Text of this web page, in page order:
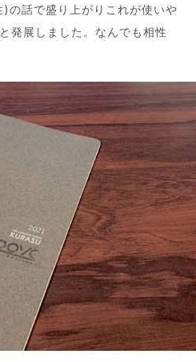
の話で盛り上がりこれが使いや
発展しました。なんでも相性